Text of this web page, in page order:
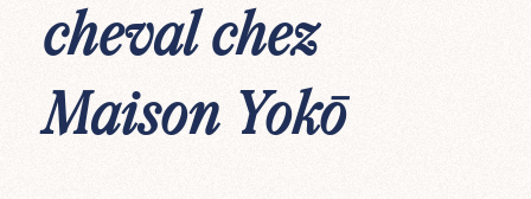
cheval chez
Maison Yokō